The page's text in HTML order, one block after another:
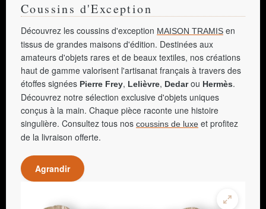
Coussins d'Exception
Découvrez les coussins d'exception MAISON TRAMIS en
tissus de grandes maisons d'édition. Destinées aux
amateurs d'objets rares et de beaux textiles, nos créations
haut de gamme valorisent l'artisanat français à travers des
étoffes signées Pierre Frey, Lelièvre, Dedarou Hermès.
Découvrez notre sélection exclusive d'objets uniques
conçus à la main. Chaque pièce raconte une histoire
singulière. Consultez tous nos coussins de luxe et profitez
de la livraison offerte.
Agrandir